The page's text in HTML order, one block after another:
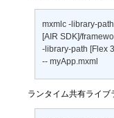
mxmlc -library-
[AIR SDK]/
-library-path [Flex
-- myApp.mxml
ランタイム共有ライブ